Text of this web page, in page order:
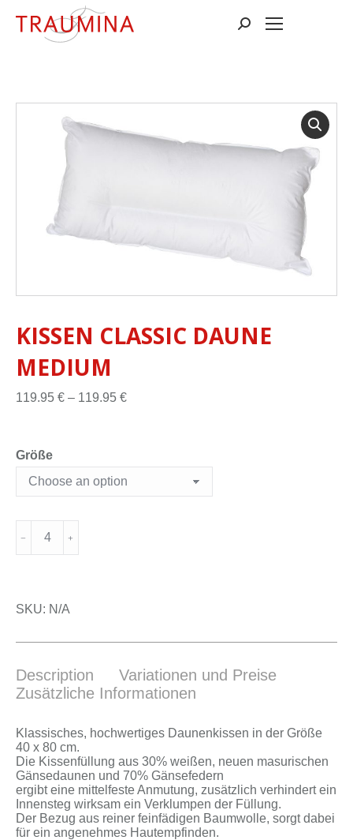
Suchen:
KISSEN CLASSIC DAUNE
MEDIUM
119.95 € – 119.95 €
Größe
SKU: N/A
Description
Variationen und Preise
Zusätzliche Informationen
Klas­si­sches, hoch­wer­ti­ges Dau­nen­kis­sen in der Grö­ße
40 x 80 cm.
Die Kis­sen­fül­lung aus 30% wei­ßen, neu­en ma­su­ri­schen
Gän­se­dau­nen und 70% Gän­se­fe­dern
er­gibt ei­ne mit­tel­fes­te An­mu­tung, zu­sätz­lich ver­hin­dert ein
In­nen­steg wirk­sam ein Ver­klum­pen der Fül­lung.
Der Be­zug aus rei­ner fein­fä­di­gen Baum­wol­le, sorgt da­bei
für ein an­ge­neh­mes Haut­emp­fin­den.